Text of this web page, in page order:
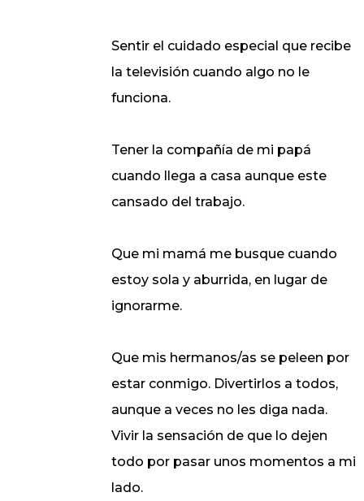
Sentir el cuidado especial que recibe
la televisión cuando algo no le
funciona.
Tener la compañía de mi papá
cuando llega a casa aunque este
cansado del trabajo.
Que mi mamá me busque cuando
estoy sola y aburrida, en lugar de
ignorarme.
Que mis hermanos/as se peleen por
estar conmigo. Divertirlos a todos,
aunque a veces no les diga nada.
Vivir la sensación de que lo dejen
todo por pasar unos momentos a mi
lado.